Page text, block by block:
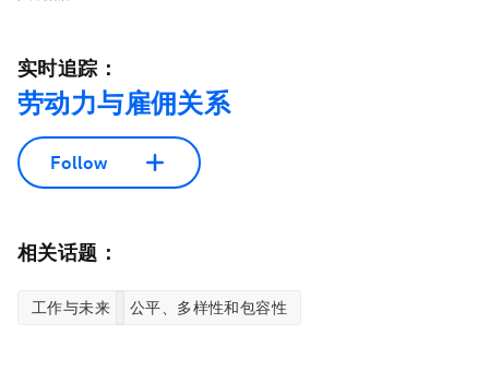
实时追踪：
劳动力与雇佣关系
Follow
相关话题：
工作与未来 公平、多样性和包容性